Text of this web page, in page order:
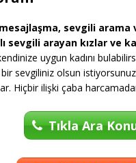
sevgili
sevgili arayan kızlar ve
uygun kadını
sevgiliniz olsun
Hiçbir ilişki çaba
Tıkla Ara